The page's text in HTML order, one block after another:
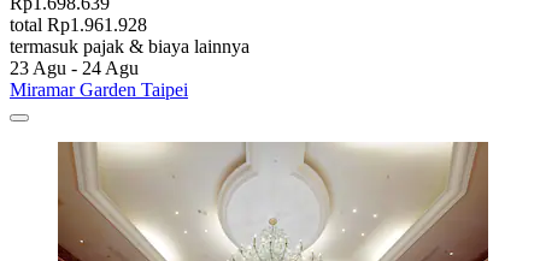
total Rp1.961.928
termasuk pajak & biaya lainnya
23 Agu - 24 Agu
Miramar Garden Taipei